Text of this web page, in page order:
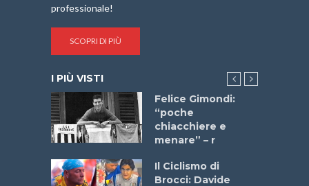
professionale!
SCOPRI DI PIÙ
I PIÙ VISTI
Felice Gimondi:
“poche
chiacchiere e
menare” – r
Il Ciclismo di
Brocci: Davide